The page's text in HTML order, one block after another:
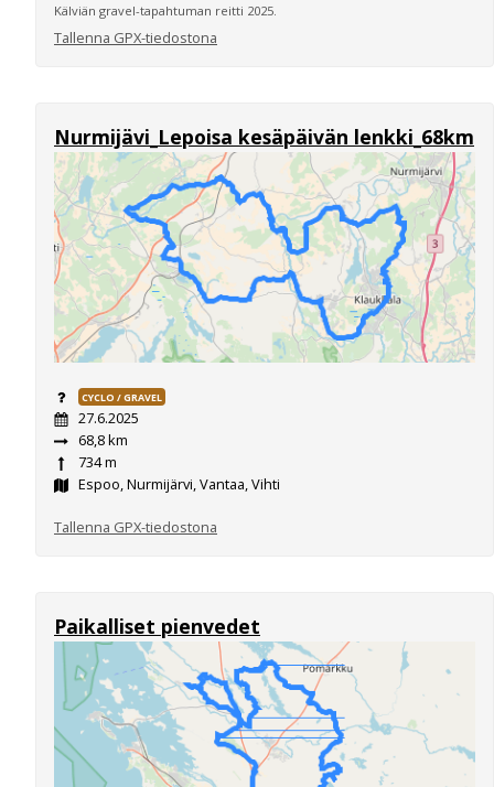
Kälviän gravel-tapahtuman reitti 2025.
Tallenna GPX-tiedostona
Nurmijävi_Lepoisa kesäpäivän lenkki_68km
CYCLO / GRAVEL
27.6.2025
68,8 km
734 m
Espoo, Nurmijärvi, Vantaa, Vihti
Tallenna GPX-tiedostona
Paikalliset pienvedet